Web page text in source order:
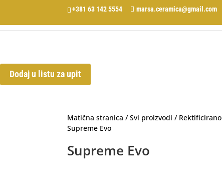
+381 63 142 5554 marsa.ceramica@gmail.com
Dodaj u listu za upit
Matična stranica /Svi proizvodi / Rektificirano
Supreme Evo
Supreme Evo